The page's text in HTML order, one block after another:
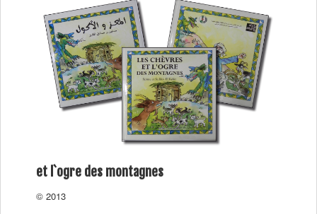
et l`ogre des montagnes
© 2013